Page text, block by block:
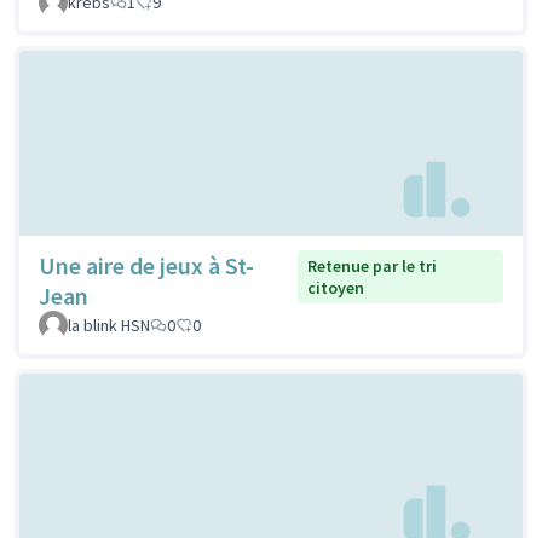
Une aire de jeux à St-
Jean
Retenue par le tri
citoyen
la blink HSN
0 0